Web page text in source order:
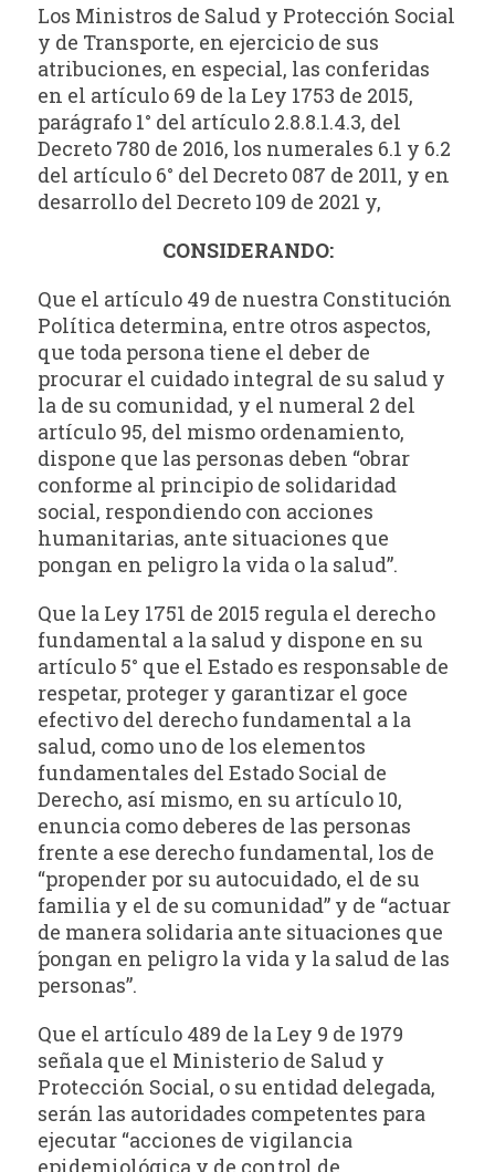
Los Ministros de Salud y Protección Social
y de Transporte, en ejercicio de sus
atribuciones, en especial, las conferidas
en el artículo 69 de la Ley 1753 de 2015,
parágrafo 1° del artículo 2.8.8.1.4.3, del
Decreto 780 de 2016, los numerales 6.1 y 6.2
del artículo 6° del Decreto 087 de 2011, y en
desarrollo del Decreto 109 de 2021 y,
CONSIDERANDO:
Que el artículo 49 de nuestra Constitución
Política determina, entre otros aspectos,
que toda persona tiene el deber de
procurar el cuidado integral de su salud y
la de su comunidad, y el numeral 2 del
artículo 95, del mismo ordenamiento,
dispone que las personas deben “obrar
conforme al principio de solidaridad
social, respondiendo con acciones
humanitarias, ante situaciones que
pongan en peligro la vida o la salud”.
Que la Ley 1751 de 2015 regula el derecho
fundamental a la salud y dispone en su
artículo 5° que el Estado es responsable de
respetar, proteger y garantizar el goce
efectivo del derecho fundamental a la
salud, como uno de los elementos
fundamentales del Estado Social de
Derecho, así mismo, en su artículo 10,
enuncia como deberes de las personas
frente a ese derecho fundamental, los de
“propender por su autocuidado, el de su
familia y el de su comunidad” y de “actuar
de manera solidaria ante situaciones que
́pongan en peligro la vida y la salud de las
personas”.
Que el artículo 489 de la Ley 9 de 1979
señala que el Ministerio de Salud y
Protección Social, o su entidad delegada,
serán las autoridades competentes para
ejecutar “acciones de vigilancia
epidemiológica y de control de